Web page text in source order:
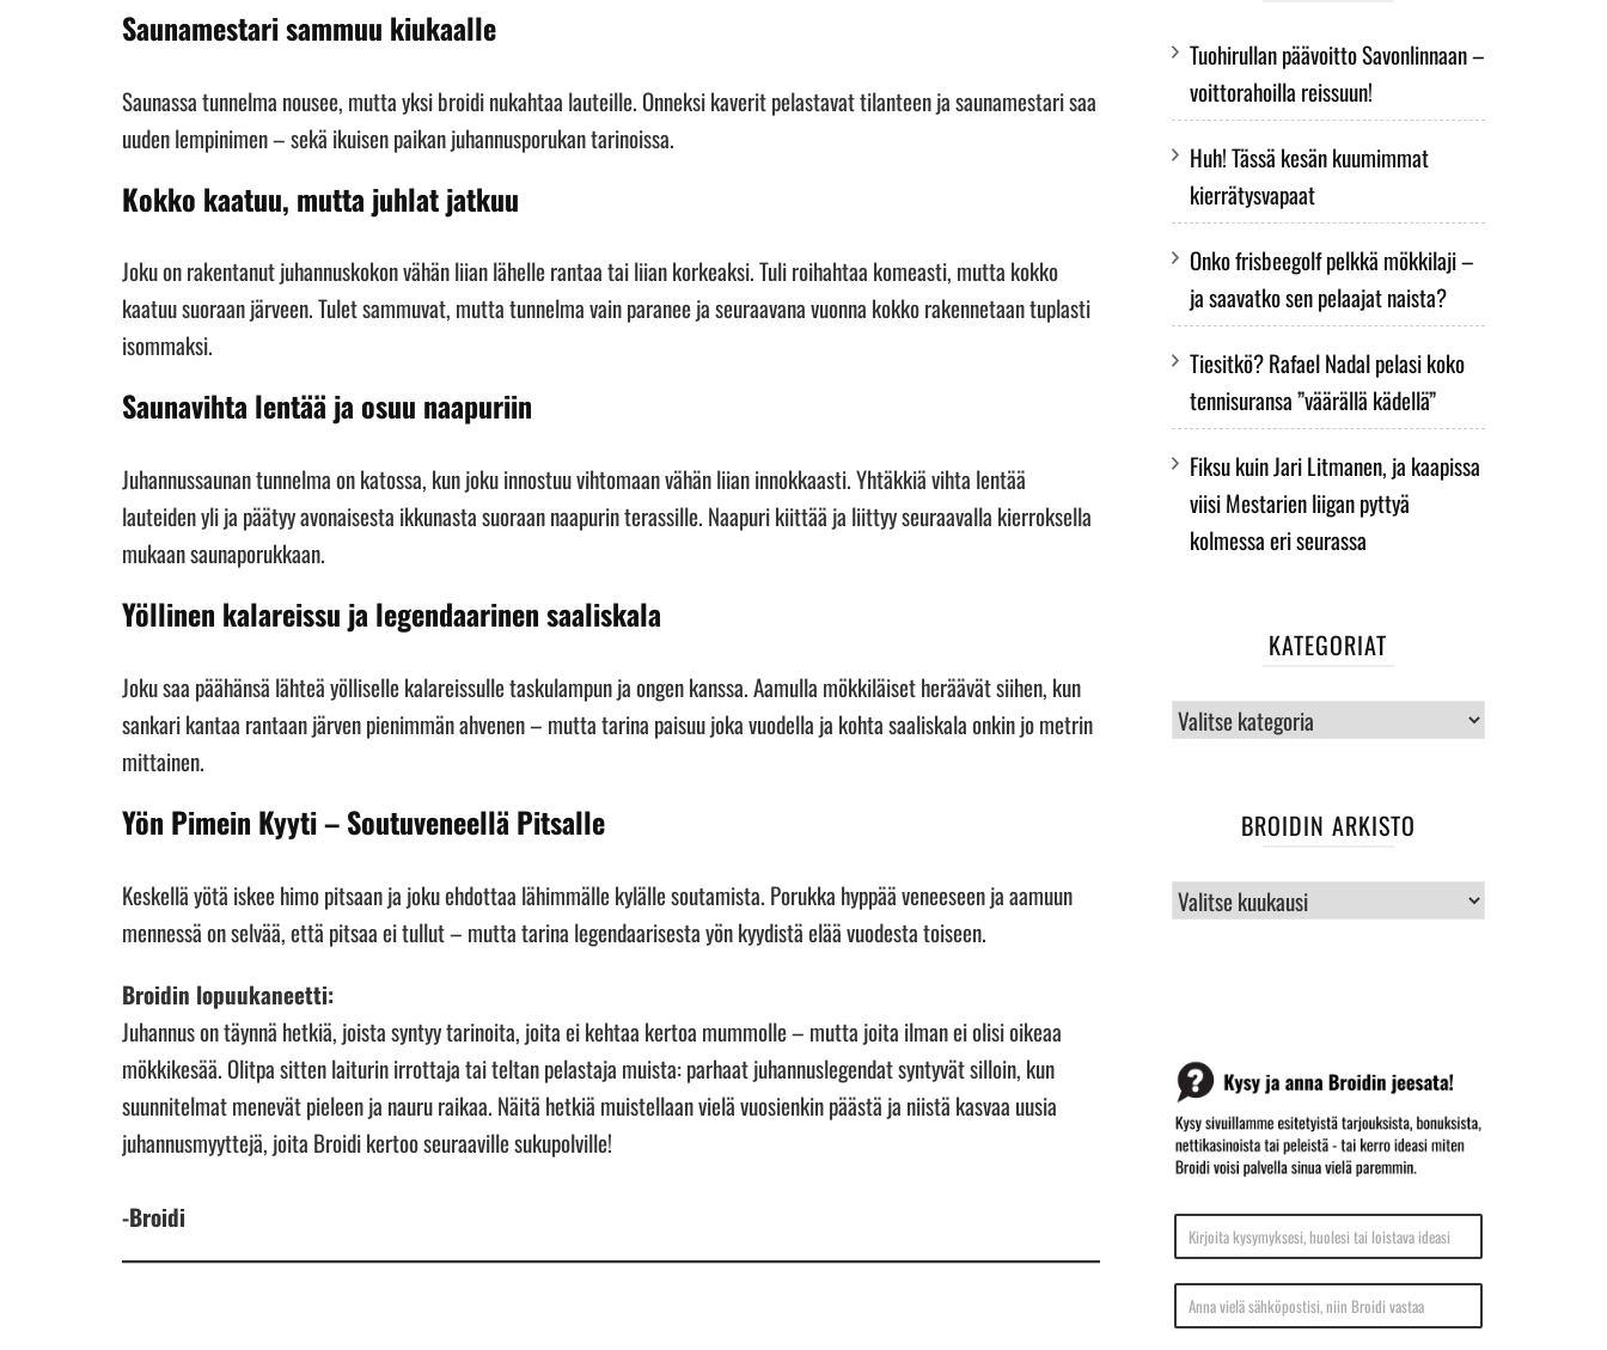
Saunamestari sammuu kiukaalle
Saunassa tunnelma nousee, mutta yksi broidi nukahtaa lauteille. Onneksi kaverit pelastavat tilanteen ja saunamestari saa
uuden lempinimen – sekä ikuisen paikan juhannusporukan tarinoissa.
Kokko kaatuu, mutta juhlat jatkuu
Joku on rakentanut juhannuskokon vähän liian lähelle rantaa tai liian korkeaksi. Tuli roihahtaa komeasti, mutta kokko
kaatuu suoraan järveen. Tulet sammuvat, mutta tunnelma vain paranee ja seuraavana vuonna kokko rakennetaan tuplasti
isommaksi.
Saunavihta lentää ja osuu naapuriin
Juhannussaunan tunnelma on katossa, kun joku innostuu vihtomaan vähän liian innokkaasti. Yhtäkkiä vihta lentää
lauteiden yli ja päätyy avonaisesta ikkunasta suoraan naapurin terassille. Naapuri kiittää ja liittyy seuraavalla kierroksella
mukaan saunaporukkaan.
Yöllinen kalareissu ja legendaarinen saaliskala
Joku saa päähänsä lähteä yölliselle kalareissulle taskulampun ja ongen kanssa. Aamulla mökkiläiset heräävät siihen, kun
sankari kantaa rantaan järven pienimmän ahvenen – mutta tarina paisuu joka vuodella ja kohta saaliskala onkin jo metrin
mittainen.
Yön Pimein Kyyti – Soutuveneellä Pitsalle
Keskellä yötä iskee himo pitsaan ja joku ehdottaa lähimmälle kylälle soutamista. Porukka hyppää veneeseen ja aamuun
mennessä on selvää, että pitsaa ei tullut – mutta tarina legendaarisesta yön kyydistä elää vuodesta toiseen.
Broidin lopuukaneetti:
Juhannus on täynnä hetkiä, joista syntyy tarinoita, joita ei kehtaa kertoa mummolle – mutta joita ilman ei olisi oikeaa
mökkikesää. Olitpa sitten laiturin irrottaja tai teltan pelastaja muista: parhaat juhannuslegendat syntyvät silloin, kun
suunnitelmat menevät pieleen ja nauru raikaa. Näitä hetkiä muistellaan vielä vuosienkin päästä ja niistä kasvaa uusia
juhannusmyyttejä, joita Broidi kertoo seuraaville sukupolville!
-Broidi
Tuohirullan päävoitto Savonlinnaan –
voittorahoilla reissuun!
Huh! Tässä kesän kuumimmat
kierrätysvapaat
Onko frisbeegolf pelkkä mökkilaji –
ja saavatko sen pelaajat naista?
Tiesitkö? Rafael Nadal pelasi koko
tennisuransa ”väärällä kädellä”
Fiksu kuin Jari Litmanen, ja kaapissa
viisi Mestarien liigan pyttyä
kolmessa eri seurassa
KATEGORIAT
Kategoriat
BROIDIN ARKISTO
BROIDIN
Kirjoita kysymyksesi, huolesi tai loistava ideasi
Anna vielä sähköpostisi, niin Broidi vastaa